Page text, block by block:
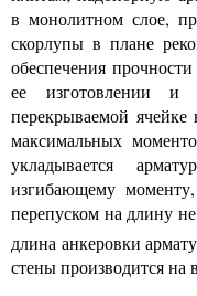
в монолитном слое,
скорлупы в плане
обеспечения
ее изготовлении
перекрываемой ячейке
максимальных
укладывается
изгибающему
перепуском на длину
длина анкеровки
стены производится